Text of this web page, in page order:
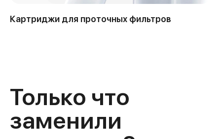
Картриджи для проточных фильтров
Только что
заменили